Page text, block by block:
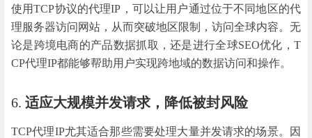
使用TCP协议的代理IP，可以让用户通过位于不同地区的代
理服务器访问网站，从而突破地区限制，访问全球内容。无
论是跨境电商的产品数据抓取，还是进行全球SEO优化，T
CP代理IP都能够帮助用户实现跨地域的数据访问和操作。
6. 适应大规模并发请求，降低被封风险
TCP代理IP尤其适合那些需要处理大量并发请求的场景。因